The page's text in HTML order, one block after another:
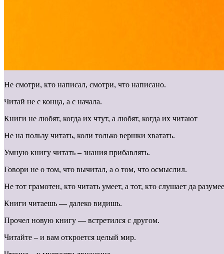
Не смотри, кто написал, смотри, что написано.
Читай не с конца, а с начала.
Книги не любят, когда их чтут, а любят, когда их читают
Не на пользу читать, коли только вершки хватать.
Умную книгу читать – знания прибавлять.
Говори не о том, что вычитал, а о том, что осмыслил.
Не тот грамотен, кто читать умеет, а тот, кто слушает да
Книги читаешь — далеко видишь.
Прочел новую книгу — встретился с другом.
Читайте – и вам откроется целый мир.